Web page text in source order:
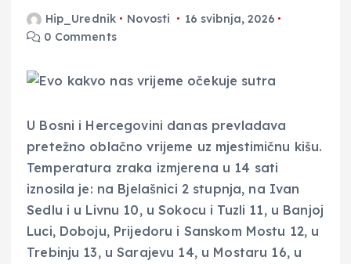
Hip_Urednik Novosti
16 svibnja, 2026
0 Comments
U Bosni i Hercegovini danas prevladava
pretežno oblačno vrijeme uz mjestimičnu kišu.
Temperatura zraka izmjerena u 14 sati
iznosila je: na Bjelašnici 2 stupnja, na Ivan
Sedlu i u Livnu 10, u Sokocu i Tuzli 11, u Banjoj
Luci, Doboju, Prijedoru i Sanskom Mostu 12, u
Trebinju 13, u Sarajevu 14, u Mostaru 16, u